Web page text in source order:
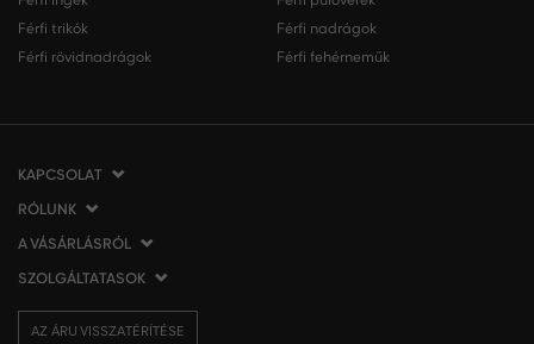
Férfi trikók
Férfi rövidnadrágok
Férfi nadrágok
Férfi fehérneműk
KAPCSOLAT
VERMONT Services Slovakia s. r. o.
Vlčie hrdlo 53
821 07 Bratislava
tel.: 06 1 901 1901
RÓLUNK
Cégünkről
Elérhetőség
Affiliate
A VÁSÁRLÁSRÓL
A vásárlás menete
Általános szerződési feltételek
Az áru visszatérítése/visszáru
SZOLGÁLTATASOK
Szállítás és fizetés
AZ ÁRU VISSZATÉRÍTÉSE